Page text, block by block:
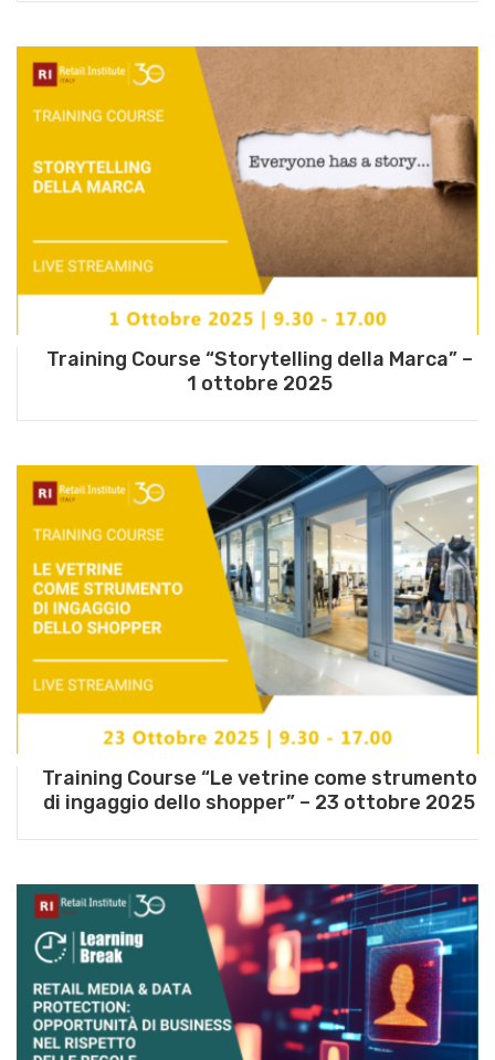
Training Course “Storytelling della Marca” –
1 ottobre 2025
Training Course “Le vetrine come strumento
di ingaggio dello shopper” – 23 ottobre 2025